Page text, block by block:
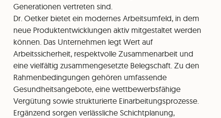
Generationen vertreten sind.
Dr. Oetker bietet ein modernes Arbeitsumfeld, in dem
neue Produktentwicklungen aktiv mitgestaltet werden
können. Das Unternehmen legt Wert auf
Arbeitssicherheit, respektvolle Zusammenarbeit und
eine vielfältig zusammengesetzte Belegschaft. Zu den
Rahmenbedingungen gehören umfassende
Gesundheitsangebote, eine wettbewerbsfähige
Vergütung sowie strukturierte Einarbeitungsprozesse.
Ergänzend sorgen verlässliche Schichtplanung,